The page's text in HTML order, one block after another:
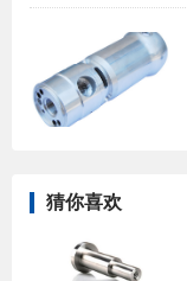
猜你喜欢